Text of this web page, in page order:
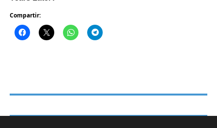
Compartir: